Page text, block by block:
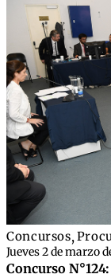
Concursos,
Jueves 2 de marzo
Concurso